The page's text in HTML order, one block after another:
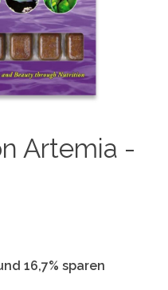
Artemia -
16,7% sparen